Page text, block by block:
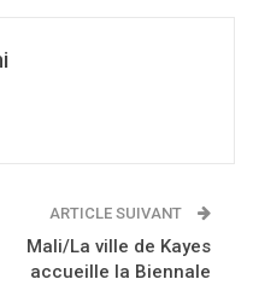
ARTICLE SUIVANT
Mali/La ville de Kayes
accueille la Biennale